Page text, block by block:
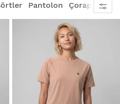
Pantolon Çoraplar